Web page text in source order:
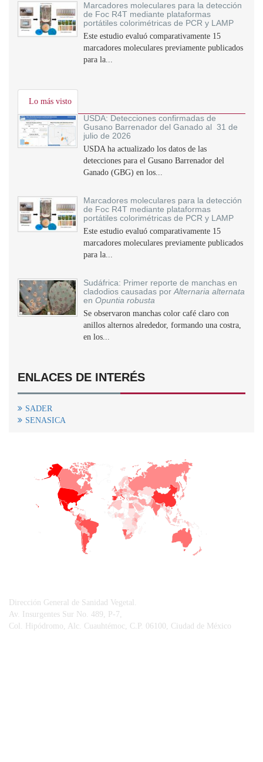
Marcadores moleculares para la detección
de Foc R4T mediante plataformas
portátiles colorimétricas de PCR y LAMP
Este estudio evaluó comparativamente 15
marcadores moleculares previamente publicados
para la...
Lo más visto
USDA: Detecciones confirmadas de
Gusano Barrenador del Ganado al 31 de
julio de 2026
USDA ha actualizado los datos de las
detecciones para el Gusano Barrenador del
Ganado (GBG) en los...
Marcadores moleculares para la detección
de Foc R4T mediante plataformas
portátiles colorimétricas de PCR y LAMP
Este estudio evaluó comparativamente 15
marcadores moleculares previamente publicados
para la...
Sudáfrica: Primer reporte de manchas en
cladodios causadas por Alternaria alternata
en Opuntia robusta
Se observaron manchas color café claro con
anillos alternos alrededor, formando una costra,
en los...
ENLACES DE INTERÉS
SADER
SENASICA
Dirección General de Sanidad Vegetal.
Av. Insurgentes Sur No. 489, P-7,
Col. Hipódromo, Alc. Cuauhtémoc, C.P. 06100, Ciudad de México